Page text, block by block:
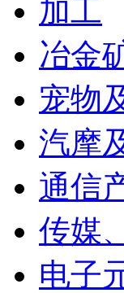
加工
冶金
宠物
汽摩
通信
传媒
电子